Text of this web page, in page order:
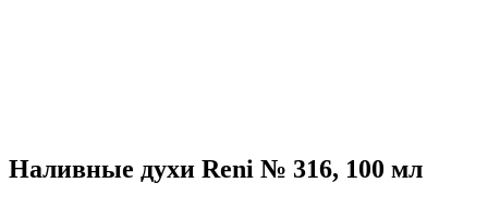
Наливные духи Reni № 316, 100 мл